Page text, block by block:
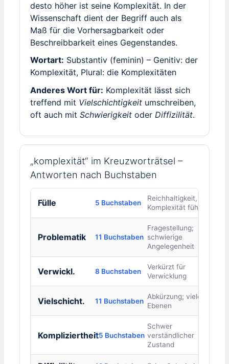
desto höher ist seine Komplexität. In der
Wissenschaft dient der Begriff auch als
Maß für die Vorhersagbarkeit oder
Beschreibbarkeit eines Gegenstandes.
Wortart: Substantiv (feminin) – Genitiv: der
Komplexität, Plural: die Komplexitäten
Anderes Wort für: Komplexität lässt sich
treffend mit Vielschichtigkeit umschreiben,
oft auch mit Schwierigkeit oder Diffizilität.
„komplexität“ im Kreuzworträtsel –
Antworten nach Buchstaben
Fülle 5 Buchstaben
Reichhaltigkeit, die zu
Komplexität führt
Problematik 11 Buchstaben
Fragestellung;
schwierige
Angelegenheit
Verwickl. 8 Buchstaben
Verkürzt für
Verwicklung
Vielschicht. 11 Buchstaben
Abkürzung; viele
Ebenen
Kompliziertheit15 Buchstaben
Schwer
verständlicher
Zustand